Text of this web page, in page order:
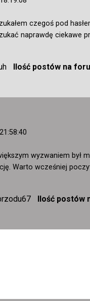
czegoś pod
naprawdę ciekawe
Ilość postów na
wyzwaniem był
Warto wcześniej
Ilość postów